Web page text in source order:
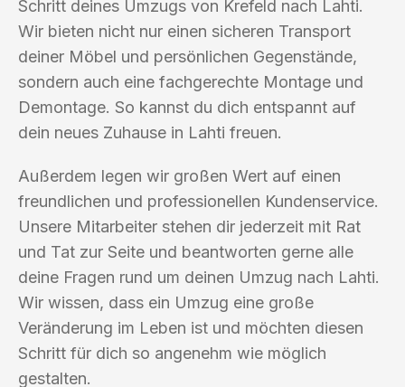
Schritt deines Umzugs von Krefeld nach Lahti.
Wir bieten nicht nur einen sicheren Transport
deiner Möbel und persönlichen Gegenstände,
sondern auch eine fachgerechte Montage und
Demontage. So kannst du dich entspannt auf
dein neues Zuhause in Lahti freuen.
Außerdem legen wir großen Wert auf einen
freundlichen und professionellen Kundenservice.
Unsere Mitarbeiter stehen dir jederzeit mit Rat
und Tat zur Seite und beantworten gerne alle
deine Fragen rund um deinen Umzug nach Lahti.
Wir wissen, dass ein Umzug eine große
Veränderung im Leben ist und möchten diesen
Schritt für dich so angenehm wie möglich
gestalten.